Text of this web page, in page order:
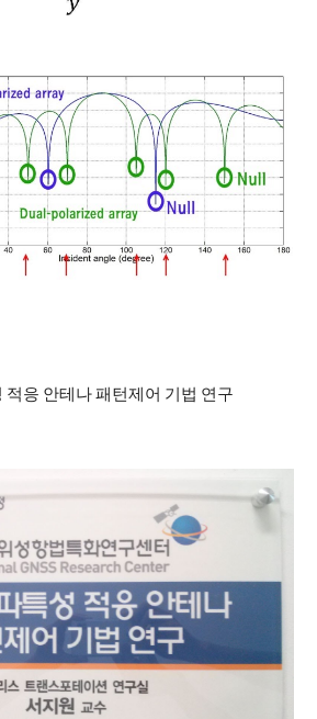
적응 안테나 패턴제어 기법 연구